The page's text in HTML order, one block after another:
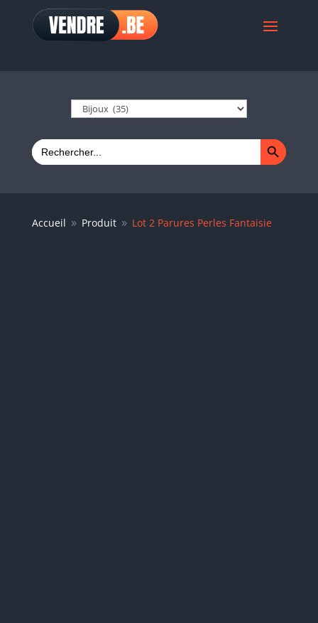
Search
for:
Search Button
Accueil 9 Produit 9 Lot 2 Parures Perles Fantaisie